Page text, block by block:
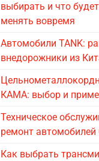
выбирать и что
менять вовремя
Автомобили TANK:
внедорожники из
КАМА: выбор и
Техническое
ремонт автомобилей
Как выбрать